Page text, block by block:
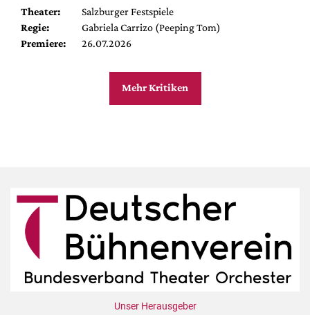
Theater:
Salzburger Festspiele
Regie:
Gabriela Carrizo (Peeping Tom)
Premiere:
26.07.2026
Mehr Kritiken
Unser Herausgeber